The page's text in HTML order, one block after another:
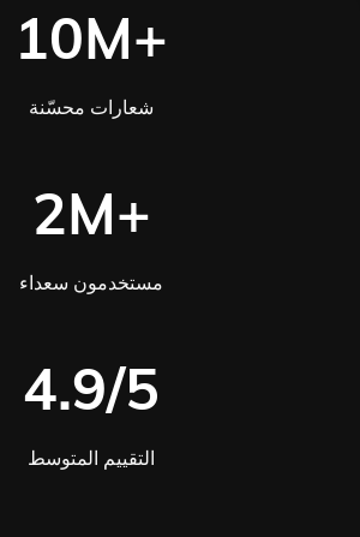
10M+
شعارات محسّنة
2M+
مستخدمون سعداء
4.9/5
التقييم المتوسط